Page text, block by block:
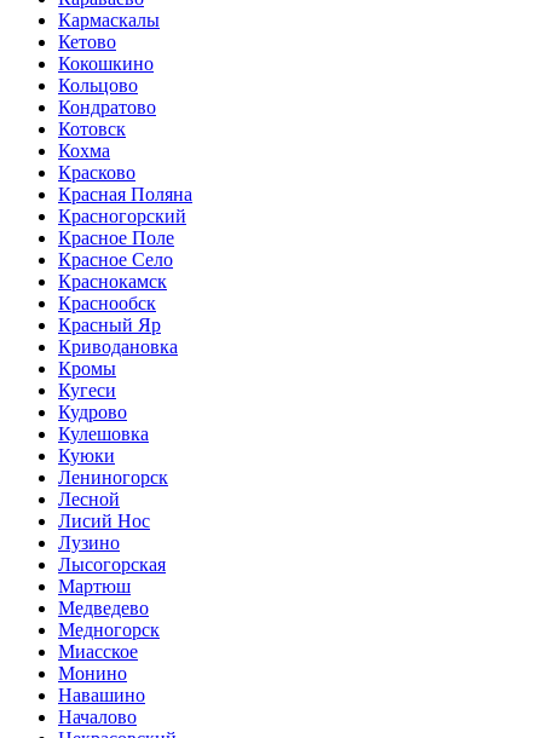
Кармаскалы
Кетово
Кокошкино
Кольцово
Кондратово
Котовск
Кохма
Красково
Красная Поляна
Красногорский
Красное Поле
Красное Село
Краснокамск
Краснообск
Красный Яр
Криводановка
Кромы
Кугеси
Кудрово
Кулешовка
Куюки
Лениногорск
Лесной
Лисий Нос
Лузино
Лысогорская
Мартюш
Медведево
Медногорск
Миасское
Монино
Навашино
Началово